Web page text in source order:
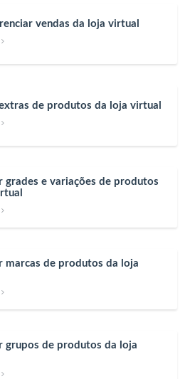
vendas da loja virtual

de produtos da loja virtual

grades e variações de produtos

marcas de produtos da loja

grupos de produtos da loja
